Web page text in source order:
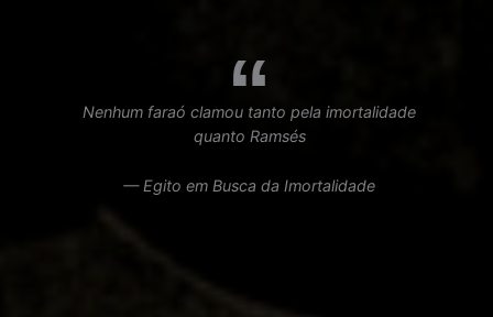
Nenhum faraó clamou tanto pela imortalidade
quanto Ramsés
— Egito em Busca da Imortalidade